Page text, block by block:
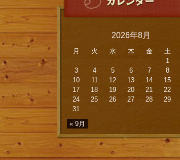
2026年8月
月 火 水 木 金 土
« 9月
1
3
4 5 6 7 8
10
11 12 13 14 15
17
18 19 20 21 22
24
25 26 27 28 29
31